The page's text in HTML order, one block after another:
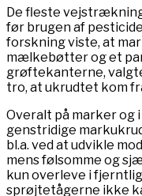
De fleste
før brugen af
forskning viste, at
mælkebøtter og et
grøftekanterne,
tro, at ukrudtet kom
Overalt på marker og
genstridige
bl.a. ved at udvikle
mens følsomme og
kun overleve i
sprøjtetågerne ikke